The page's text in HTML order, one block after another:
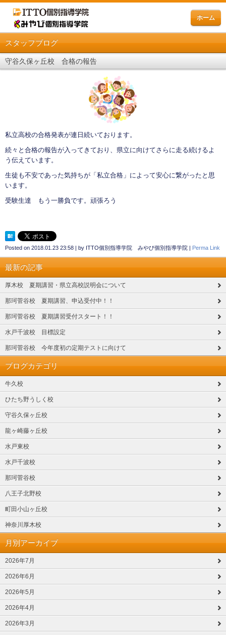
ホーム
スタッフブログ
守谷久保ヶ丘校 合格の報告
私立高校の合格発表が連日続いております。
続々と合格の報告が入ってきており、県立に向けてさらに走る続けるよ
う伝えています。
生徒も不安であった気持ちが「私立合格」によって安心に繋がったと思
います。
受験生達 もう一勝負です。頑張ろう
Posted on 2018.01.23 23:58 | by ITTO個別指導学院 みやび個別指導学院 | Perma Link
最新の記事
厚木校 夏期講習・県立高校説明会について
那珂菅谷校 夏期講習、申込受付中！！
那珂菅谷校 夏期講習受付スタート！！
水戸千波校 目標設定
那珂菅谷校 今年度初の定期テストに向けて
ブログカテゴリ
牛久校
ひたち野うしく校
守谷久保ヶ丘校
龍ヶ崎藤ヶ丘校
水戸東校
水戸千波校
那珂菅谷校
八王子北野校
町田小山ヶ丘校
神奈川厚木校
月別アーカイブ
2026年7月
2026年6月
2026年5月
2026年4月
2026年3月